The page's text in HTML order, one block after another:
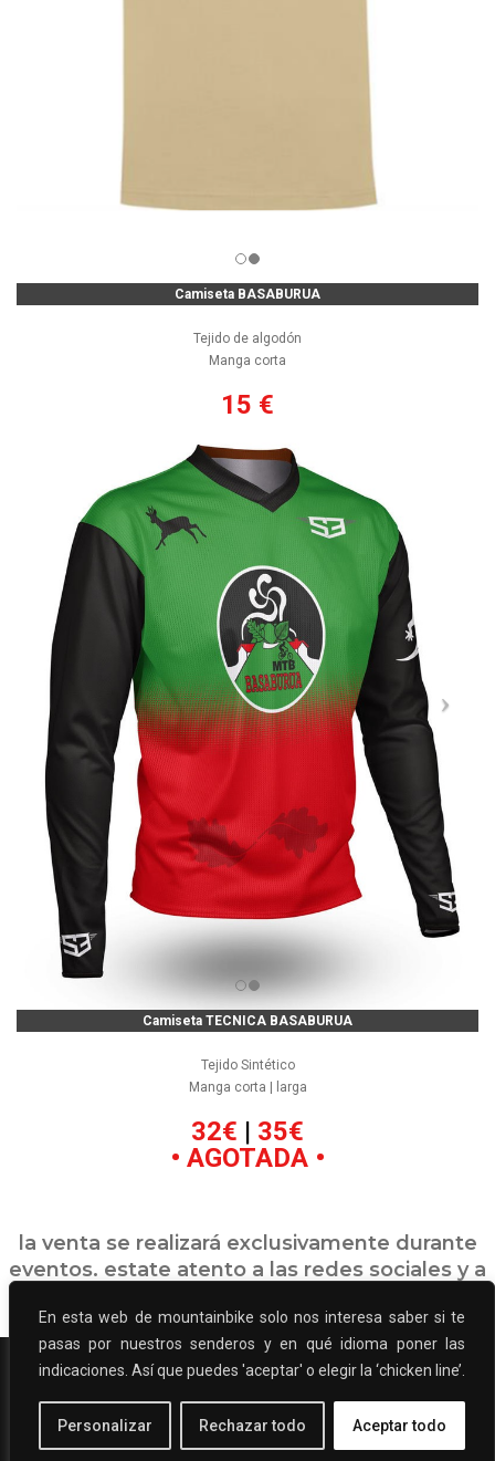
En esta web de mountainbike solo nos interesa saber si te
pasas por nuestros senderos y en qué idioma poner las
indicaciones. Así que puedes 'aceptar' o elegir la ‘chicken line’.
Personalizar Rechazar todo Aceptar todo
Camiseta BASABURUA
Tejido de algodón
Manga corta
15 €
Camiseta TECNICA BASABURUA
Tejido Sintético
Manga corta | larga
32€ | 35€
• AGOTADA •
la venta se realizará exclusivamente durante
eventos. estate atento a las redes sociales y a
BasaburuaMTB | WebTrailBuilder ●
Senderos y Pedaleo
Política Privacidad |Política de cookies